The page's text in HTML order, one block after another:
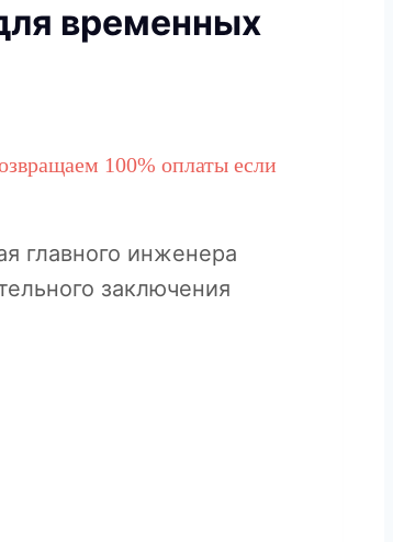
временных
100% оплаты если
главного инженера
заключения